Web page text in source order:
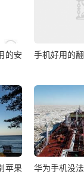
的安
手机好用的
苹果
华为手机没